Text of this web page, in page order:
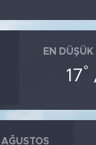
EN
17°
AĞUSTOS